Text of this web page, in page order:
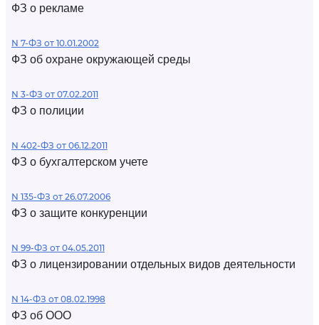
ФЗ о рекламе
N 7-ФЗ от 10.01.2002
ФЗ об охране окружающей среды
N 3-ФЗ от 07.02.2011
ФЗ о полиции
N 402-ФЗ от 06.12.2011
ФЗ о бухгалтерском учете
N 135-ФЗ от 26.07.2006
ФЗ о защите конкуренции
N 99-ФЗ от 04.05.2011
ФЗ о лицензировании отдельных видов деятельности
N 14-ФЗ от 08.02.1998
ФЗ об ООО